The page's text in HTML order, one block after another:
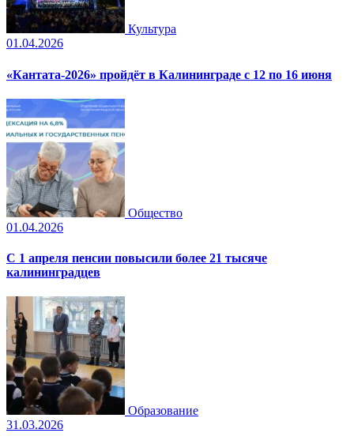
Культура
01.04.2026
«Кантата-2026» пройдёт в Калининграде с 12 по 16 июня
Общество
01.04.2026
С 1 апреля пенсии повысили более 21 тысяче
калининградцев
Образование
31.03.2026